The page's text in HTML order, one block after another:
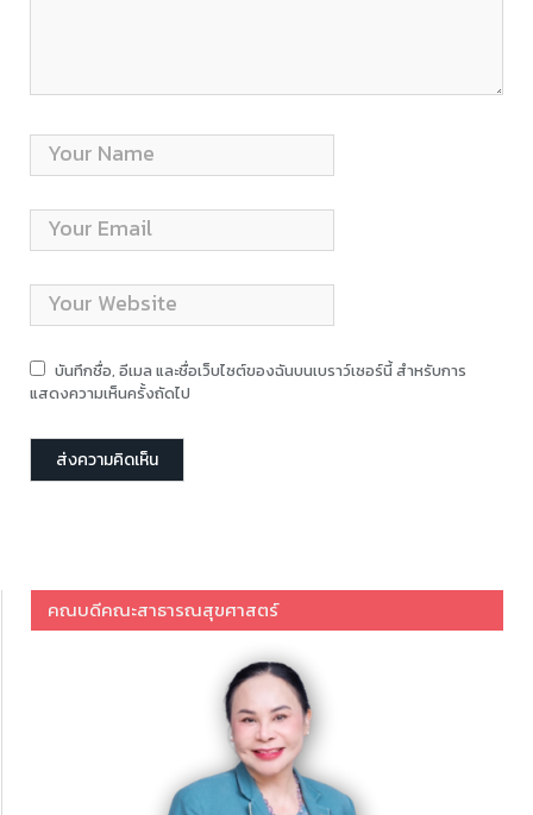
บันทึกชื่อ, อีเมล และชื่อเว็บไซต์ของฉันบนเบราว์เซอร์นี้ สำหรับการ
แสดงความเห็นครั้งถัดไป
คณบดีคณะสาธารณสุขศาสตร์